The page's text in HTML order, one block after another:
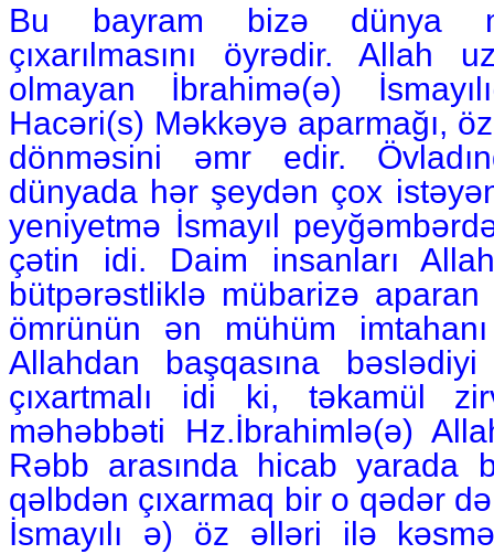
Bu bayram bizə dünya
çıxarılmasını öyrədir. Allah
olmayan İbrahimə(ə)
Hacəri(s) Məkkəyə aparmağı,
dönməsini əmr edir.
dünyada hər şeydən çox
yeniyetmə İsmayıl
çətin idi. Daim insanları
bütpərəstliklə mübarizə
ömrünün ən mühüm
Allahdan başqasına
çıxartmalı idi ki, təkamül
məhəbbəti Hz.İbrahimlə(ə)
Rəbb arasında hicab yarada
qəlbdən çıxarmaq bir o qədər
İsmayılı ə) öz əlləri ilə